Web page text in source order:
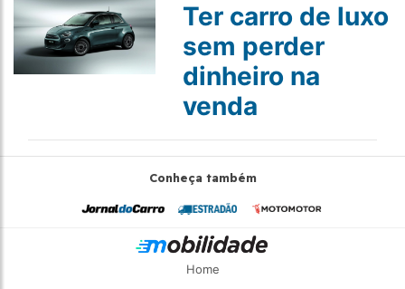
Ter carro de luxo
sem perder
dinheiro na
venda
Conheça também
Home